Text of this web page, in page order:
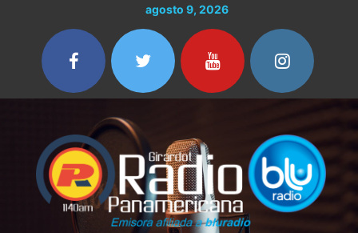
contenido
agosto 9, 2026